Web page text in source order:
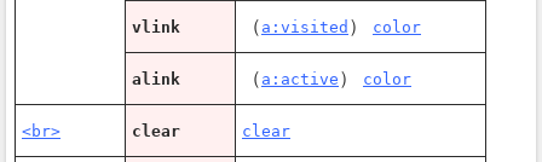
vlink （ a:visited ） color
alink （ a:active ） color
<br> clear clear